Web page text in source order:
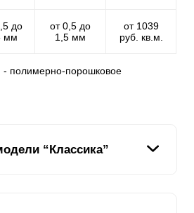
до
мм
от 0,5 до
1,5 мм
от 1039
руб. кв.м.
полимерно-порошковое
“Классика”